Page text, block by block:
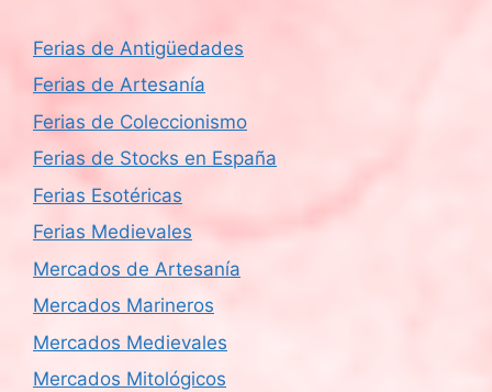
Ferias de Antigüedades
Ferias de Artesanía
Ferias de Coleccionismo
Ferias de Stocks en España
Ferias Esotéricas
Ferias Medievales
Mercados de Artesanía
Mercados Marineros
Mercados Medievales
Mercados Mitológicos